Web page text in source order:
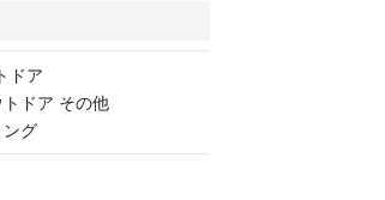
ださい。
ドア
ドア その他
グ